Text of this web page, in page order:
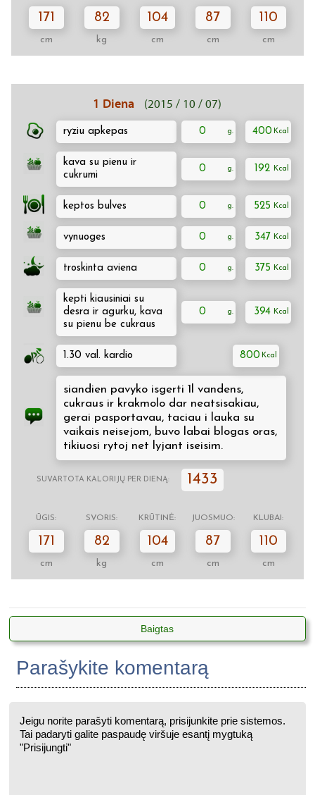
171
cm
82
kg
104
cm
87
cm
110
cm
1 Diena (2015 / 10 / 07)
ryziu apkepas 0 400
kava su pienu ir
cukrumi
0 192
keptos bulves 0 525
vynuoges 0 347
troskinta aviena 0 375
kepti kiausiniai su
desra ir agurku, kava
su pienu be cukraus
0 394
1.30 val. kardio 800
siandien pavyko isgerti 1l vandens,
cukraus ir krakmolo dar neatsisakiau,
gerai pasportavau, taciau i lauka su
vaikais neisejom, buvo labai blogas oras,
tikiuosi rytoj net lyjant iseisim.
SUVARTOTA KALORIJŲ PER DIENĄ: 1433
ŪGIS: SVORIS: KRŪTINĖ: JUOSMUO: KLUBAI:
171
cm
82
kg
104
cm
87
cm
110
cm
Baigtas
Parašykite komentarą